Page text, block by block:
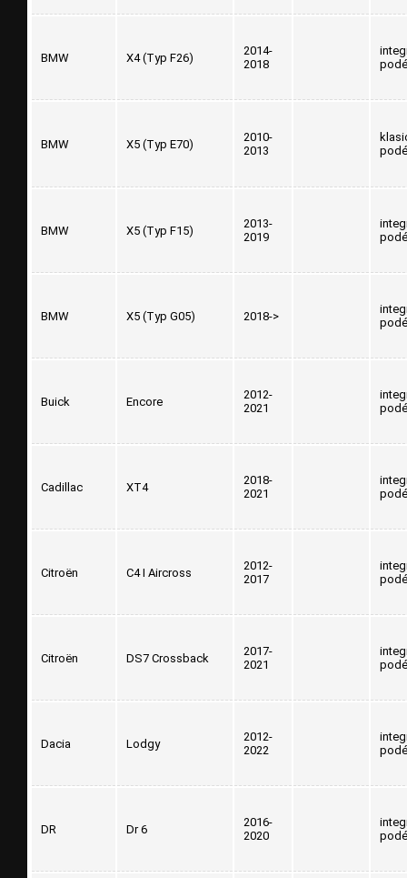
BMW X4 (Typ F26)
2014-
2018
BMW X5 (Typ E70)
2010-
2013
BMW X5 (Typ F15)
2013-
2019
BMW X5 (Typ G05) 2018->
Buick Encore
2012-
2021
Cadillac XT4
2018-
2021
Citroën C4 I Aircross
2012-
2017
Citroën DS7 Crossback
2017-
2021
Dacia Lodgy
2012-
2022
DR Dr 6
2016-
2020